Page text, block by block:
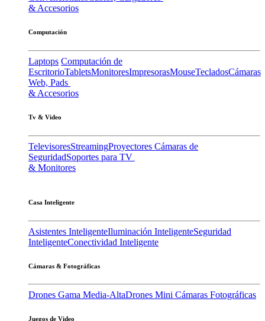
& Accesorios
Computación
Laptops Computación de
EscritorioTabletsMonitoresImpresorasMouseTecladosCámaras
Web, Pads
& Accesorios
Tv & Video
TelevisoresStreamingProyectores Cámaras de
SeguridadSoportes para TV
& Monitores
Casa Inteligente
Asistentes InteligenteIluminación InteligenteSeguridad
InteligenteConectividad Inteligente
Cámaras & Fotográficas
Drones Gama Media-AltaDrones Mini Cámaras Fotográficas
Juegos de Video